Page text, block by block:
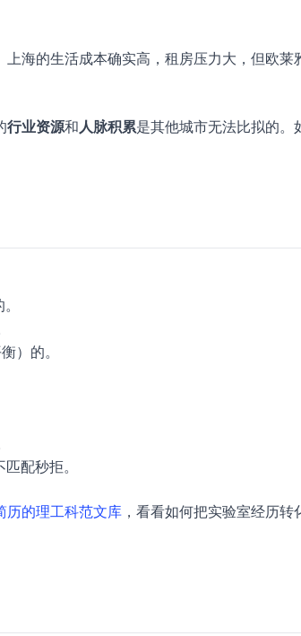
海的生活成本确实高，租房压力大，但欧莱
行业资源和人脉积累是其他城市无法比拟的。
）的。
配秒拒。
历的理工科范文库 ，看看如何把实验室经历转